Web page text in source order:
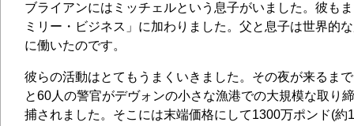
ブライアンにはミッチェルという息子がいました。彼も
ミリー・ビジネス」に加わりました。父と息子は世界的
に働いたのです。
彼らの活動はとてもうまくいきました。その夜が来るま
と60人の警官がデヴォンの小さな漁港での大規模な取り
捕されました。そこには末端価格にして1300万ポンド(約